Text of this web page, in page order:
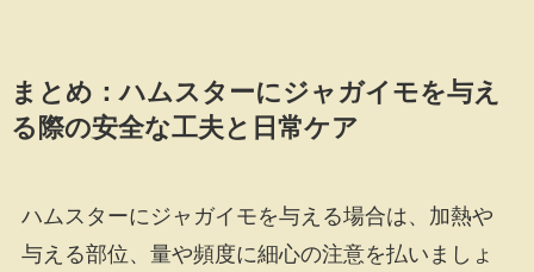
まとめ：ハムスターにジャガイモを与え
る際の安全な工夫と日常ケア
ハムスターにジャガイモを与える場合は、加熱や
与える部位、量や頻度に細心の注意を払いましょ